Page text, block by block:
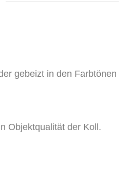
gebeizt in den Farbtönen
Objektqualität der Koll.